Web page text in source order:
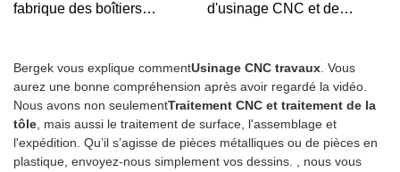
Bergek vous explique commentUsinage CNC travaux. Vous
aurez une bonne compréhension après avoir regardé la vidéo.
Nous avons non seulementTraitement CNC et traitement de la
tôle, mais aussi le traitement de surface, l'assemblage et
l'expédition. Qu’il s’agisse de pièces métalliques ou de pièces en
plastique, envoyez-nous simplement vos dessins. , nous vous
fabrique des boîtiers
d'usinage CNC et de